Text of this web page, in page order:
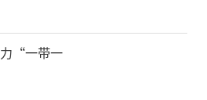
“一带一